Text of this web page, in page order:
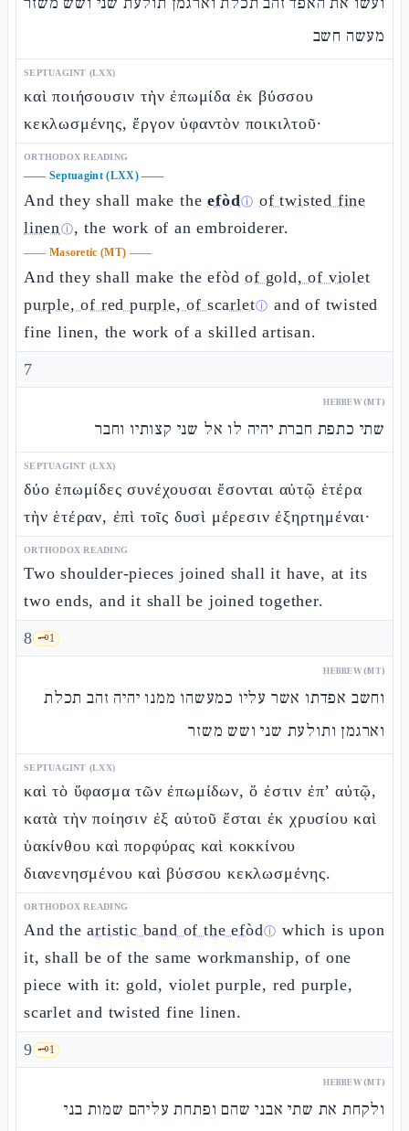
מעשה חשב
SEPTUAGINT (LXX)
καὶ ποιήσουσιν τὴν ἐπωμίδα ἐκ βύσσου
κεκλωσμένης, ἔργον ὑφαντὸν ποικιλτοῦ·
ORTHODOX READING
—— Septuagint (LXX)——
And they shall make theefòdⓘ of twisted fine
linenⓘ, the work of an embroiderer.
—— Masoretic (MT) ——
And they shall make the efòdof gold, of violet
purple, of red purple, of scarletⓘ and of twisted
fine linen, the work of a skilled artisan.
7
HEBREW (MT)
שתי כתפת חברת יהיה לו אל שני קצותיו וחבר
SEPTUAGINT (LXX)
δύο ἐπωμίδες συνέχουσαι ἔσονται αὐτῷ ἑτέρα
τὴν ἑτέραν, ἐπὶ τοῖς δυσὶ μέρεσιν ἐξηρτημέναι·
ORTHODOX READING
Two shoulder-pieces joined shall it have, at its
two ends, and it shall be joined together.
8 🗝️1
HEBREW (MT)
וחשב אפדתו אשר עליו כמעשהו ממנו יהיה זהב תכלת
וארגמן ותולעת שני ושש משזר
SEPTUAGINT (LXX)
καὶ τὸ ὕφασμα τῶν ἐπωμίδων, ὅ ἐστιν ἐπ’ αὐτῷ,
κατὰ τὴν ποίησιν ἐξ αὐτοῦ ἔσται ἐκ χρυσίου καὶ
ὑακίνθου καὶ πορφύρας καὶ κοκκίνου
διανενησμένου καὶ βύσσου κεκλωσμένης.
ORTHODOX READING
And theartistic band of the efòdⓘ which is upon
it, shall be of the same workmanship, of one
piece with it: gold, violet purple, red purple,
scarlet and twisted fine linen.
9 🗝️1
HEBREW (MT)
ולקחת את שתי אבני שהם ופתחת עליהם שמות בני